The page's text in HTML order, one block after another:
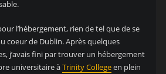
l’hébergement, rien de tel que de se
coeur de Dublin. Après quelques
j’avais fini par trouver un hébergement
universitaire àTrinity Collegeen plein